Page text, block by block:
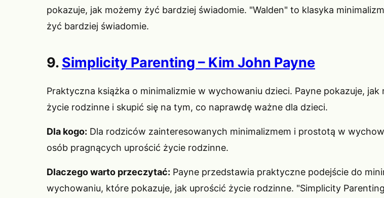
pokazuje, jak możemy żyć bardziej świadomie. "Walden" to klasyka
żyć bardziej świadomie.
9. Simplicity Parenting – Kim John Payne
Praktyczna książka o minimalizmie w wychowaniu dzieci. Payne pokazuje, jak
życie rodzinne i skupić się na tym, co naprawdę ważne dla dzieci.
Dla kogo: Dla rodziców zainteresowanych minimalizmem i prostotą w
osób pragnących uprościć życie rodzinne.
Dlaczego warto przeczytać: Payne przedstawia praktyczne podejście do
wychowaniu, które pokazuje, jak uprościć życie rodzinne. "Simplicity